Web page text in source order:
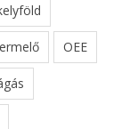
OEE